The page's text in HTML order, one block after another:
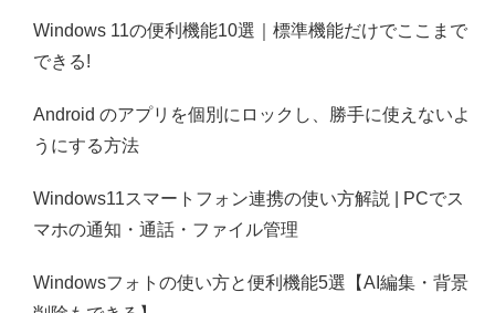
Windows 11の便利機能10選｜標準機能だけでここまで
できる!
Android のアプリを個別にロックし、勝手に使えないよ
うにする方法
Windows11スマートフォン連携の使い方解説 | PCでス
マホの通知・通話・ファイル管理
Windowsフォトの使い方と便利機能5選【AI編集・背景